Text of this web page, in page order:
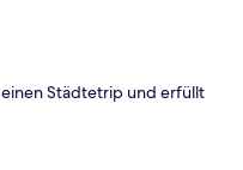
Städtetrip und erfüllt